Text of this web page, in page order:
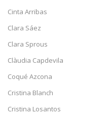
Cinta Arribas
Clara Sáez
Clara Sprous
Clàudia Capdevila
Coqué Azcona
Cristina Blanch
Cristina Losantos